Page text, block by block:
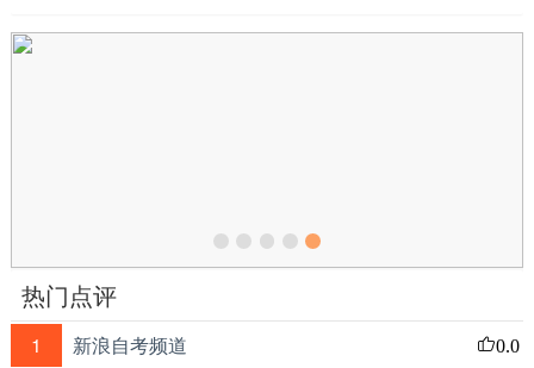
热门点评
1 新浪自考频道 0.0